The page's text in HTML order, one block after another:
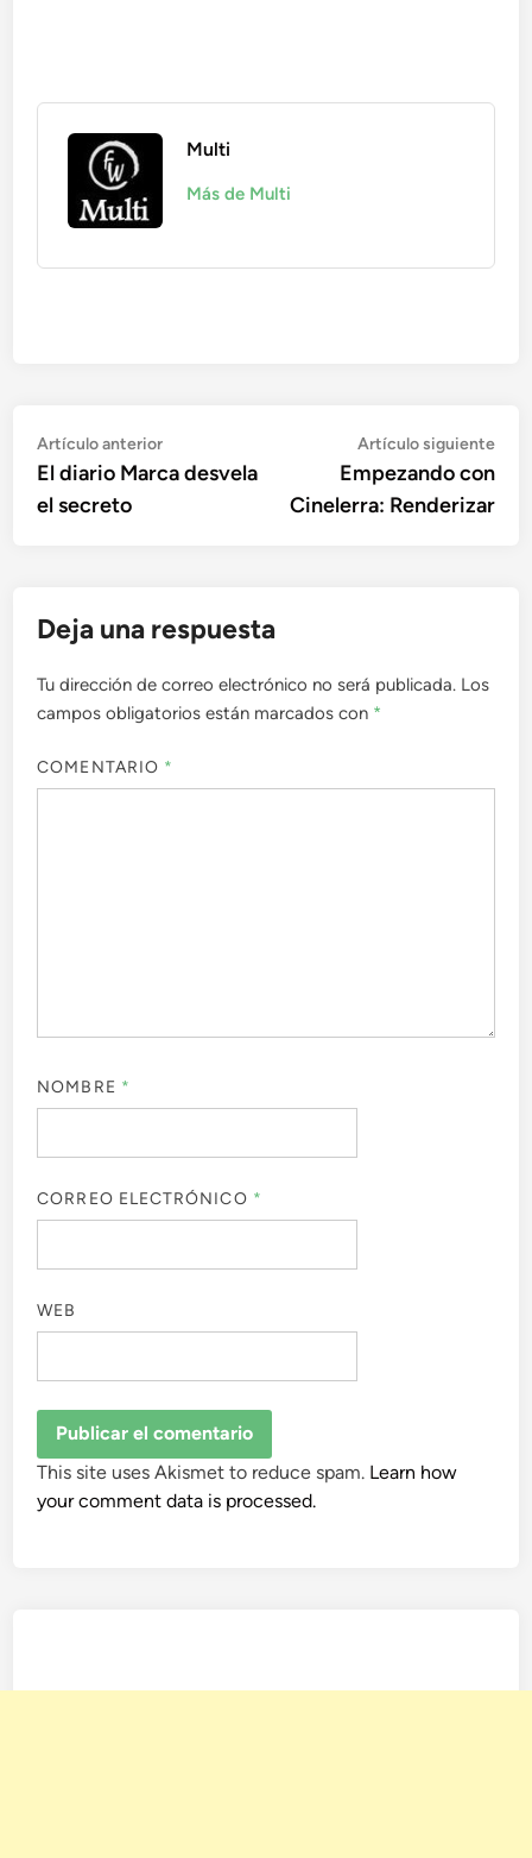
Multi
Más de Multi
Navegación
de
entradas
Artículo anteriorArtículo
anterior:
El diario Marca desvela
el secreto
Artículo siguiente
Empezando con
Cinelerra: Renderizar
Deja una respuesta
Tu dirección de correo electrónico no será publicada. Los
campos obligatorios están marcados con *
COMENTARIO *
NOMBRE *
CORREO ELECTRÓNICO *
WEB
This site uses Akismet to reduce spam. Learn how
your comment data is processed.